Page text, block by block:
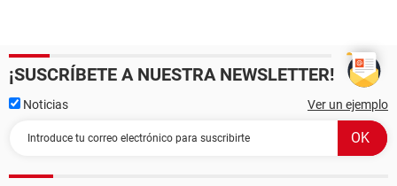
¡SUSCRÍBETE A NUESTRA NEWSLETTER!
Noticias Ver un ejemplo